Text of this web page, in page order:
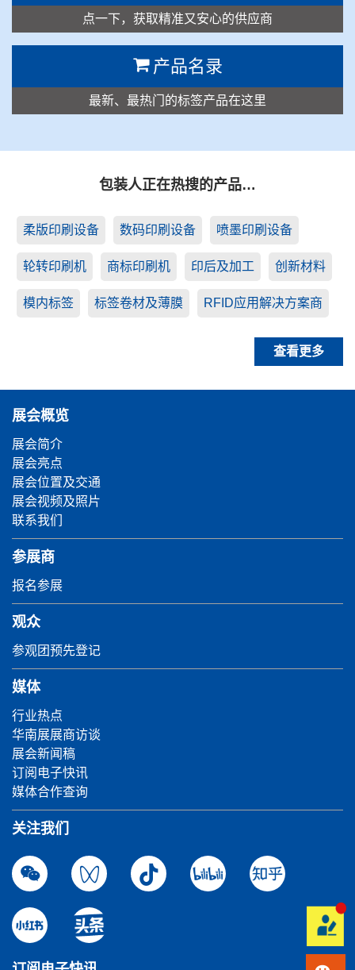
点一下，获取精准又安心的供应商
产品名录
最新、最热门的标签产品在这里
包装人正在热搜的产品…
柔版印刷设备 数码印刷设备 喷墨印刷设备
轮转印刷机 商标印刷机 印后及加工 创新材料
模内标签 标签卷材及薄膜 RFID应用解决方案商
查看更多
展会概览
展会简介
展会亮点
展会位置及交通
展会视频及照片
联系我们
参展商
报名参展
观众
参观团预先登记
媒体
行业热点
华南展展商访谈
展会新闻稿
订阅电子快讯
媒体合作查询
关注我们